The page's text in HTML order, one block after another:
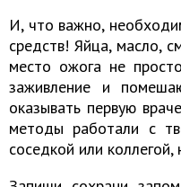
И, что важно,
средств! Яйца, масло,
место ожога не
заживление и
оказывать первую
методы работали с
соседкой или коллегой,